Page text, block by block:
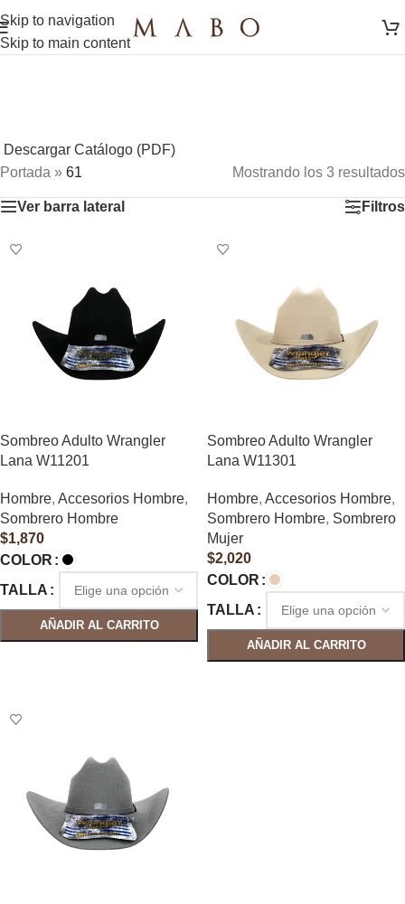
Skip to navigation
Skip to main content
Descargar Catálogo (PDF)
Portada » 61 Mostrando los 3 resultados
Ver barra lateral Filtros
Sombreo Adulto Wrangler
Lana W11201
Hombre, Accesorios Hombre,
Sombrero Hombre
$1,870
COLOR
TALLA
AÑADIR AL CARRITO
Sombreo Adulto Wrangler
Lana W11301
Hombre, Accesorios Hombre,
Sombrero Hombre, Sombrero
Mujer
$2,020
COLOR
TALLA
AÑADIR AL CARRITO